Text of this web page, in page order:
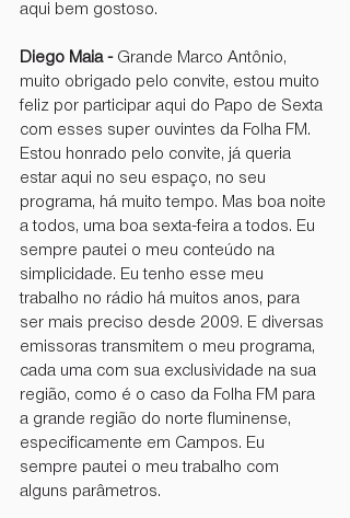
aqui bem gostoso.
Diego Maia - Grande Marco Antônio,
muito obrigado pelo convite, estou muito
feliz por participar aqui do Papo de Sexta
com esses super ouvintes da Folha FM.
Estou honrado pelo convite, já queria
estar aqui no seu espaço, no seu
programa, há muito tempo. Mas boa noite
a todos, uma boa sexta-feira a todos. Eu
sempre pautei o meu conteúdo na
simplicidade. Eu tenho esse meu
trabalho no rádio há muitos anos, para
ser mais preciso desde 2009. E diversas
emissoras transmitem o meu programa,
cada uma com sua exclusividade na sua
região, como é o caso da Folha FM para
a grande região do norte fluminense,
especificamente em Campos. Eu
sempre pautei o meu trabalho com
alguns parâmetros.